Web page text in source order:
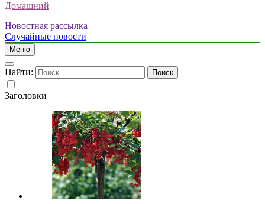
Домашний
Новостная рассылка
Случайные новости
Меню
Найти:
Заголовки